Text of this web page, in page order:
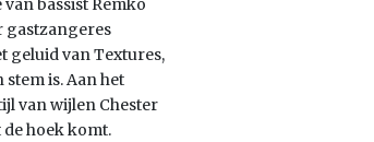
bassist Remko
gastzangeres
geluid van Textures,
is. Aan het
van wijlen Chester
hoek komt.